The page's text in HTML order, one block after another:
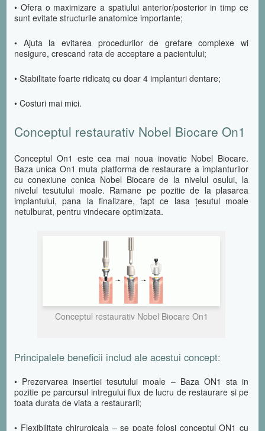
• Ofera o maximizare a spatiului anterior/posterior in timp ce
sunt evitate structurile anatomice importante;
• Ajuta la evitarea procedurilor de grefare complexe wi
nesigure, crescand rata de acceptare a pacientului;
• Stabilitate foarte ridicatq cu doar 4 implanturi dentare;
• Costuri mai mici.
Conceptul restaurativ Nobel Biocare On1
Conceptul On1 este cea mai noua inovatie Nobel Biocare.
Baza unica On1 muta platforma de restaurare a implanturilor
cu conexiune conica Nobel Biocare de la nivelul osului, la
nivelul tesutului moale. Ramane pe pozitie de la plasarea
implantului, pana la finalizare, fapt ce lasa ţesutul moale
netulburat, pentru vindecare optimizata.
Conceptul restaurativ Nobel Biocare On1
Principalele beneficii includ ale acestui concept:
• Prezervarea insertiei tesutului moale – Baza ON1 sta in
pozitie pe parcursul intregului flux de lucru de restaurare si pe
toata durata de viata a restaurarii;
• Flexibilitate chirurgicala – se poate folosi conceptul ON1 cu